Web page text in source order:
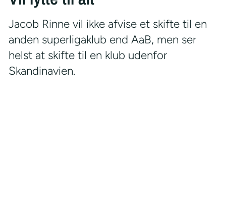
Jacob Rinne vil ikke afvise et skifte til en
anden superligaklub end AaB, men ser
helst at skifte til en klub udenfor
Skandinavien.